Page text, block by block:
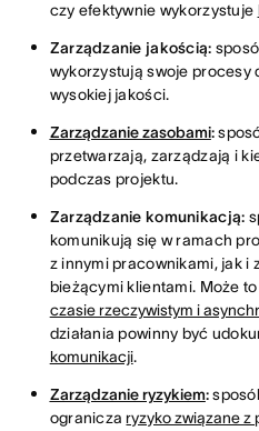
czy efektywnie wykorzystuje
Zarządzanie jakością:
wykorzystują swoje procesy
wysokiej jakości.
Zarządzanie zasobami:
przetwarzają, zarządzają i
podczas projektu.
Zarządzanie komunikacją:
komunikują się w ramach
z innymi pracownikami, jak i
bieżącymi klientami. Może
czasie rzeczywistym i
działania powinny być
komunikacji.
Zarządzanie ryzykiem:
ograniczaryzyko związane z